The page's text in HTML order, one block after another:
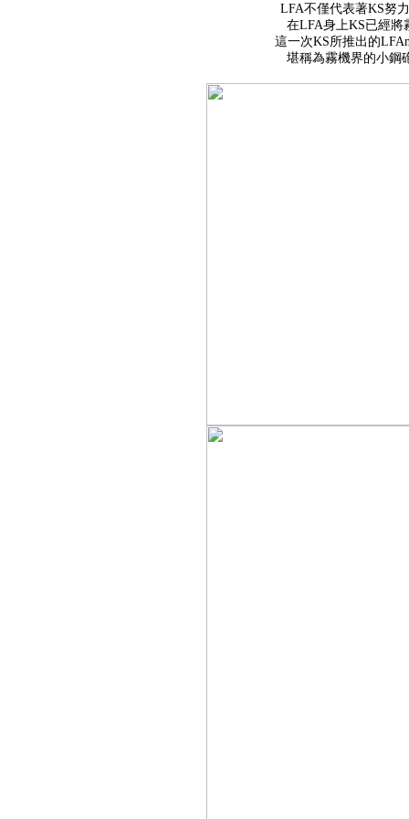
LFA不僅代表著KS努
在LFA身上KS已經將
這一次KS所推出的
堪稱為霧機界的小鋼